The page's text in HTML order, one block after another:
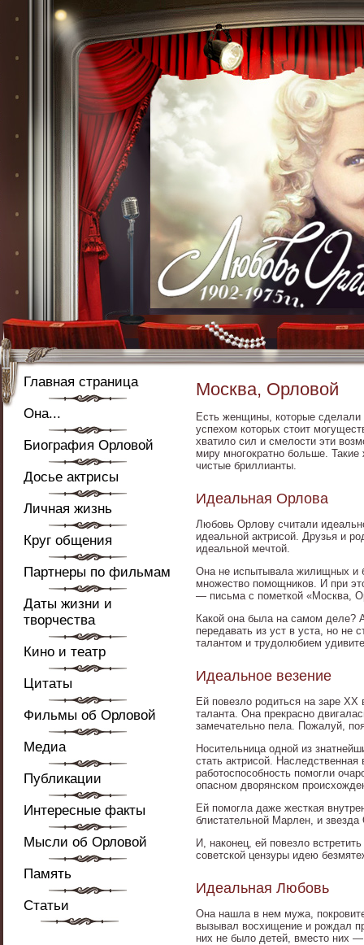
Главная страница
Она...
Биография Орловой
Досье актрисы
Личная жизнь
Круг общения
Партнеры по фильмам
Даты жизни и
творчества
Кино и театр
Цитаты
Фильмы об Орловой
Медиа
Публикации
Интересные факты
Мысли об Орловой
Память
Статьи
Москва, Орловой
Есть женщины, которые
успехом которых стоит
хватило сил и смелости эти
миру многократно больше.
чистые бриллианты.
Идеальная Орлова
Любовь Орлову считали
идеальной актрисой. Друзья и
идеальной мечтой.
Она не испытывала жилищных и
множество помощников. И при
— письма с пометкой «Москва,
Какой она была на самом деле?
передавать из уст в уста, но не
талантом и трудолюбием
Идеальное везение
Ей повезло родиться на заре XX
таланта. Она прекрасно
замечательно пела. Пожалуй,
Носительница одной из
стать актрисой.
работоспособность помогли
опасном дворянском
Ей помогла даже жесткая
блистательной Марлен, и звезда
И, наконец, ей повезло
советской цензуры идею
Идеальная Любовь
Она нашла в нем мужа,
вызывал восхищение и рождал
них не было детей, вместо них